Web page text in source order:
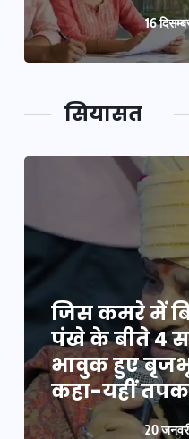
16
सियासत
जिस कमरे में
पंखे के बीते 4
भावुक हुए
कहा-यहीं
20